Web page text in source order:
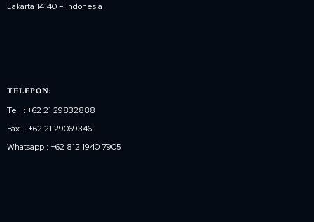
Jakarta 14140 – Indonesia
TELEPON:
Tel. : +62 21 29832888
Fax. : +62 21 29069346
Whatsapp : +62 812 1940 7905